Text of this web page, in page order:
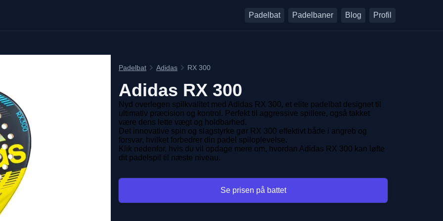
Padelbat Padelbaner Blog Profil
Padelbat Adidas RX 300
Adidas RX 300
Nyd overlegen spilkvalitet med Adidas RX 300, et elite padelbat designet til
ultimativ præcision og kontrol. Perfekt til aggressive spillere, også takket
være dens lette vægt og holdbarhed.
Det innovative spin og slagstyrke gør RX 300 effektivt både i angreb og
forsvar, hvilket forbedrer din padel spiloplevelse.
Klik nedenfor, hvis du vil opdage mere om, hvordan Adidas RX 300 kan løfte
dit padelspil til næste niveau.
Se prisen på battet